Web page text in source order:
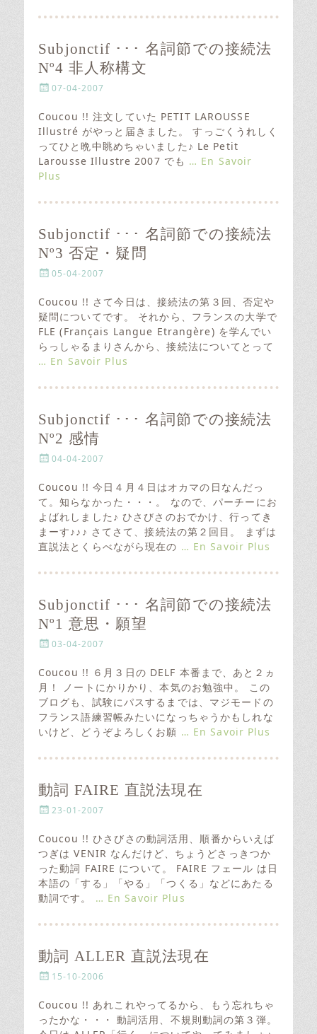
Subjonctif ･･･ 名詞節での接続法
Nº4 非人称構文
P
s
t
e
d
o
n
07-04-2007
Coucou !! 注文していた PETIT LAROUSSE
Illustré がやっと届きました。 すっごくうれしく
ってひと晩中眺めちゃいました♪ Le Petit
Larousse Illustre 2007 でも … En Savoir
Plus
Subjonctif ･･･ 名詞節での接続法
Nº3 否定・疑問
P
s
t
e
d
o
n
05-04-2007
Coucou !! さて今日は、接続法の第３回、否定や
疑問についてです。 それから、フランスの大学で
FLE (Français Langue Etrangère) を学んでい
らっしゃるまりさんから、接続法についてとって
… En Savoir Plus
Subjonctif ･･･ 名詞節での接続法
Nº2 感情
P
s
e
d
o
n
04-04-2007
Coucou !! 今日４月４日はオカマの日なんだっ
て。知らなかった・・・。 なので、パーチーにお
よばれしました♪ ひさびさのおでかけ、行ってき
まーす♪♪♪ さてさて、接続法の第２回目。 まずは
直説法とくらべながら現在の … En Savoir Plus
Subjonctif ･･･ 名詞節での接続法
Nº1 意思・願望
P
s
t
e
d
o
n
03-04-2007
Coucou !! ６月３日の DELF 本番まで、あと２ヵ
月！ ノートにかりかり、本気のお勉強中。 この
ブログも、試験にパスするまでは、マジモードの
フランス語練習帳みたいになっちゃうかもしれな
いけど、どうぞよろしくお願 … En Savoir Plus
動詞 FAIRE 直説法現在
P
s
e
d
o
n
23-01-2007
Coucou !! ひさびさの動詞活用、順番からいえば
つぎは VENIR なんだけど、ちょうどさっきつか
った動詞 FAIRE について。 FAIRE フェール は日
本語の「する」「やる」「つくる」などにあたる
動詞です。 … En Savoir Plus
動詞 ALLER 直説法現在
P
s
e
15-10-2006
Coucou !! あれこれやってるから、もう忘れちゃ
ったかな・・・ 動詞活用、不規則動詞の第３弾。